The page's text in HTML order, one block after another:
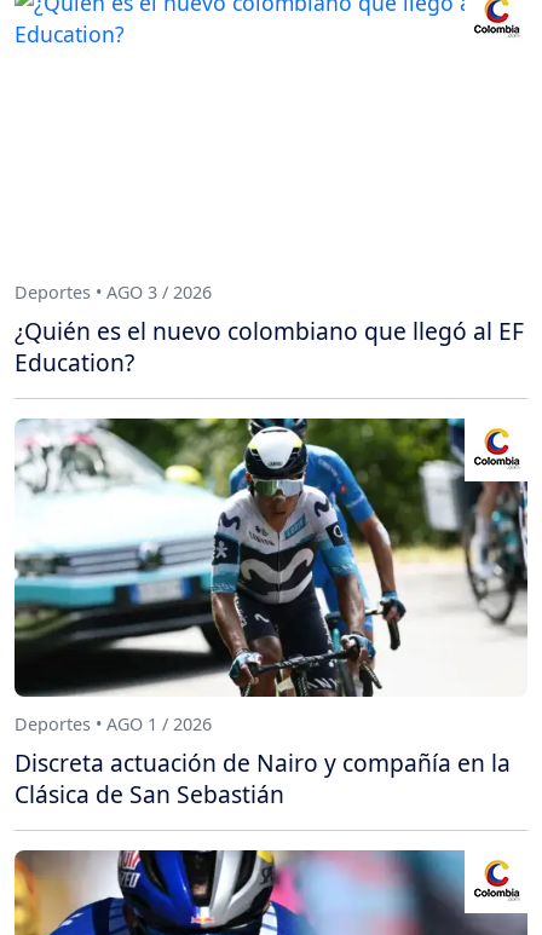
Deportes • AGO 3 / 2026
¿Quién es el nuevo colombiano que llegó al EF
Education?
Deportes • AGO 1 / 2026
Discreta actuación de Nairo y compañía en la
Clásica de San Sebastián